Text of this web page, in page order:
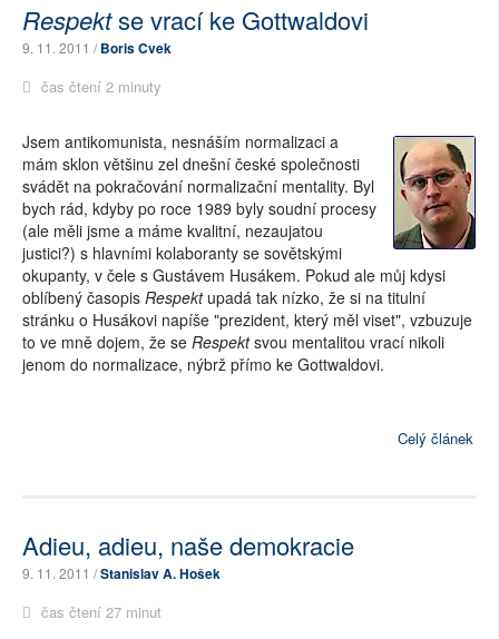
Respektse vrací ke Gottwaldovi
9. 11. 2011 /Boris Cvek
čas čtení 2 minuty
Jsem antikomunista, nesnáším normalizaci a
mám sklon většinu zel dnešní české společnosti
svádět na pokračování normalizační mentality. Byl
bych rád, kdyby po roce 1989 byly soudní procesy
(ale měli jsme a máme kvalitní, nezaujatou
justici?) s hlavními kolaboranty se sovětskými
okupanty, v čele s Gustávem Husákem. Pokud ale můj kdysi
oblíbený časopis Respektupadá tak nízko, že si na titulní
stránku o Husákovi napíše "prezident, který měl viset", vzbuzuje
to ve mně dojem, že se Respektsvou mentalitou vrací nikoli
jenom do normalizace, nýbrž přímo ke Gottwaldovi.
Celý článek
Adieu, adieu, naše demokracie
9. 11. 2011 /Stanislav A. Hošek
čas čtení 27 minut